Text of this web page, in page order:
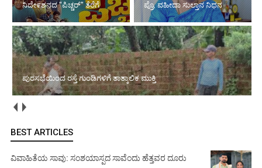
ನಿದೇ೯ಶನದ "ಪಿಚ್ಚರ್" ತೆರೆಗೆ
ಪ್ರೊ. ವಹೀದಾ ಸುಲ್ತಾನ ನಿಧನ
ಪುರಸಭೆಯಿಂದ ರಸ್ತೆ ಗುಂಡಿಗಳಿಗೆ ತಾತ್ಕಾಲಿಕ ಮುಕ್ತಿ
BEST ARTICLES
ವಿವಾಹಿತೆಯ ಸಾವು: ಸಂಶಯಾಸ್ಪದ ಸಾವೆಂದು ಹೆತ್ತವರ ದೂರು